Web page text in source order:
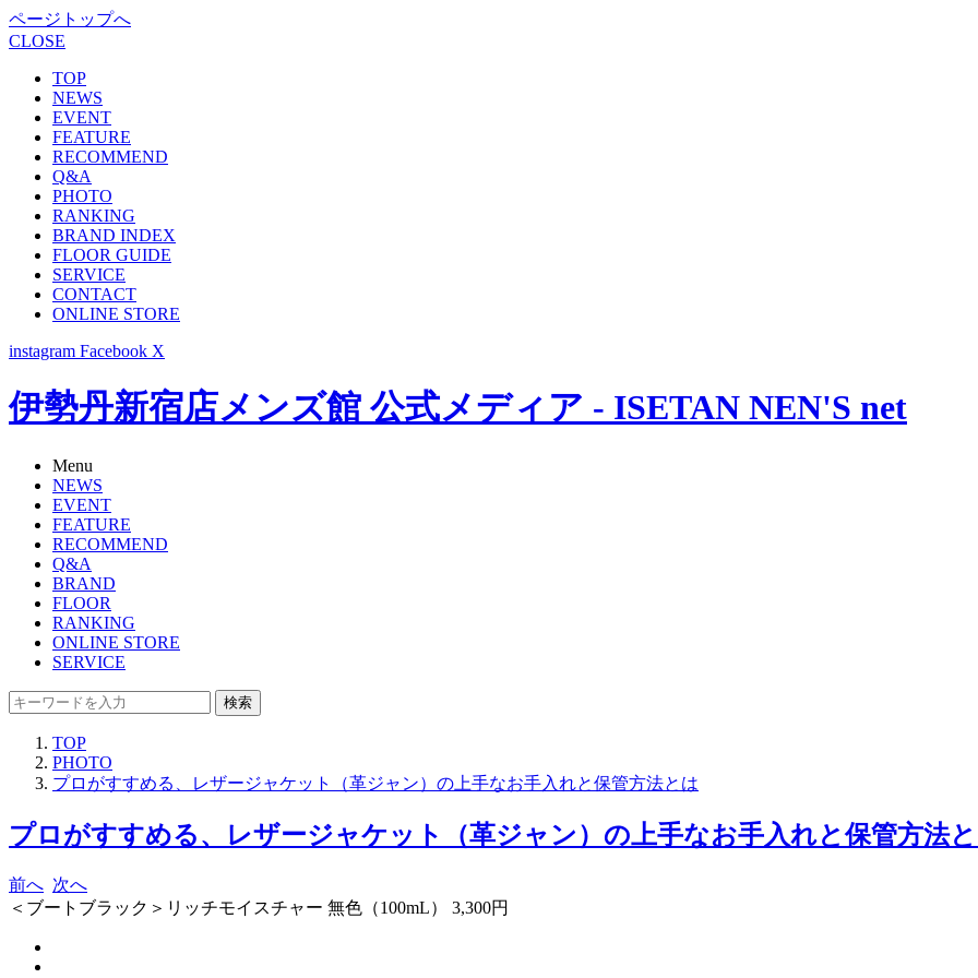
ページトップへ
CLOSE
TOP
NEWS
EVENT
FEATURE
RECOMMEND
Q&A
PHOTO
RANKING
BRAND INDEX
FLOOR GUIDE
SERVICE
CONTACT
ONLINE STORE
instagram Facebook X
伊勢丹新宿店メンズ館 公式メディア - ISETAN NEN'S net
Menu
NEWS
EVENT
FEATURE
RECOMMEND
Q&A
BRAND
FLOOR
RANKING
ONLINE STORE
SERVICE
検索
TOP
PHOTO
プロがすすめる、レザージャケット（革ジャン）の上手なお手入れと保管方法とは
プロがすすめる、レザージャケット（革ジャン）の上手なお手入れと保管方法
前へ 次へ
＜ブートブラック＞リッチモイスチャー 無色（100mL） 3,300円